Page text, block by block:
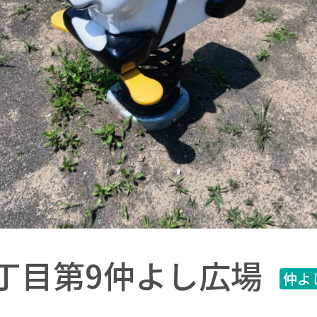
目第9仲よし広場 仲よ